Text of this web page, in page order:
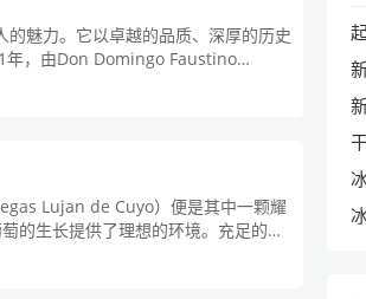
魅力。它以卓越的品质、深厚的历史
年，由Don Domingo Faustino
Lujan de Cuyo）便是其中一颗耀
的生长提供了理想的环境。充足的阳